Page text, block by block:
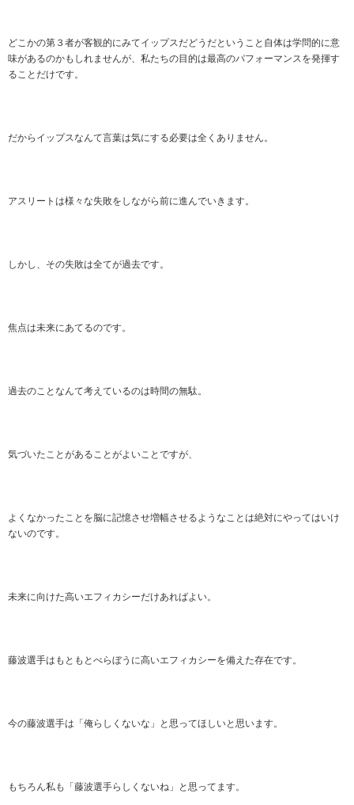
どこかの第３者が客観的にみてイップスだどうだということ自体は学問的に意
味があるのかもしれませんが、私たちの目的は最高のパフォーマンスを発揮す
ることだけです。
だからイップスなんて言葉は気にする必要は全くありません。
アスリートは様々な失敗をしながら前に進んでいきます。
しかし、その失敗は全てが過去です。
焦点は未来にあてるのです。
過去のことなんて考えているのは時間の無駄。
気づいたことがあることがよいことですが、
よくなかったことを脳に記憶させ増幅させるようなことは絶対にやってはいけ
ないのです。
未来に向けた高いエフィカシーだけあればよい。
藤波選手はもともとべらぼうに高いエフィカシーを備えた存在です。
今の藤波選手は「俺らしくないな」と思ってほしいと思います。
もちろん私も「藤波選手らしくないね」と思ってます。